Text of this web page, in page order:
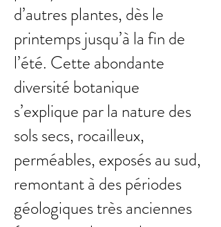
d’autres plantes, dès le
printemps jusqu’à la fin de
l’été. Cette abondante
diversité botanique
s’explique par la nature des
sols secs, rocailleux,
perméables, exposés au sud,
remontant à des périodes
géologiques très anciennes